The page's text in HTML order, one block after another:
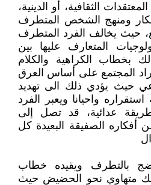
الثقافية، أو الدينية،
ومنهج الشخص المتطرف
حيث يخالف الفرد المتطرف
المتعارف عليها بين
بخطاب الكراهية والكلام
المجتمع على أساس العرق
حيث يؤدي ذلك الى تهديد
واحيانا ويعبر الفرد
عدائية، قد تصل إلى
أفكاره الصفيقة البعيدة كل
بالتطرف ويقيده خطاب
متهاوي نحو الحضيض حيث